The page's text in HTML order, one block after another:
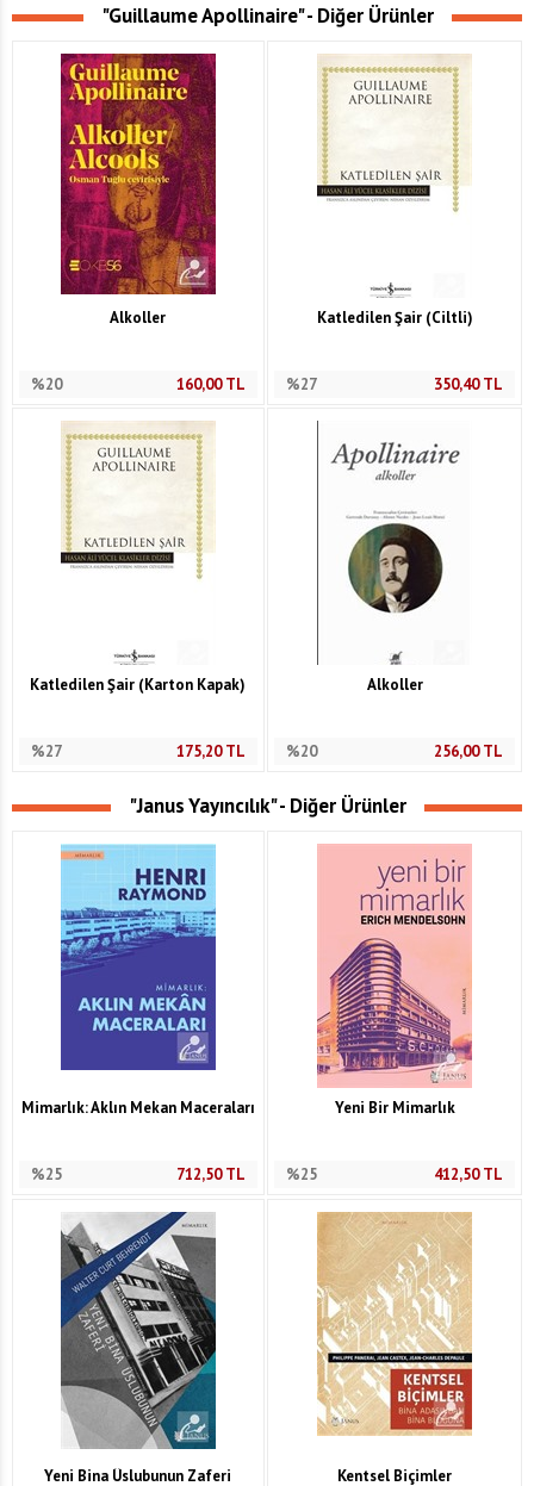
"Guillaume Apollinaire" - Diğer Ürünler
Alkoller
%20 160,00TL
Katledilen Şair (Ciltli)
%27 350,40TL
Katledilen Şair (Karton Kapak)
%27 175,20TL
Alkoller
%20 256,00TL
"Janus Yayıncılık" - Diğer Ürünler
Mimarlık: Aklın Mekan Maceraları
%25 712,50TL
Yeni Bir Mimarlık
%25 412,50TL
Yeni Bina Üslubunun Zaferi Kentsel Biçimler